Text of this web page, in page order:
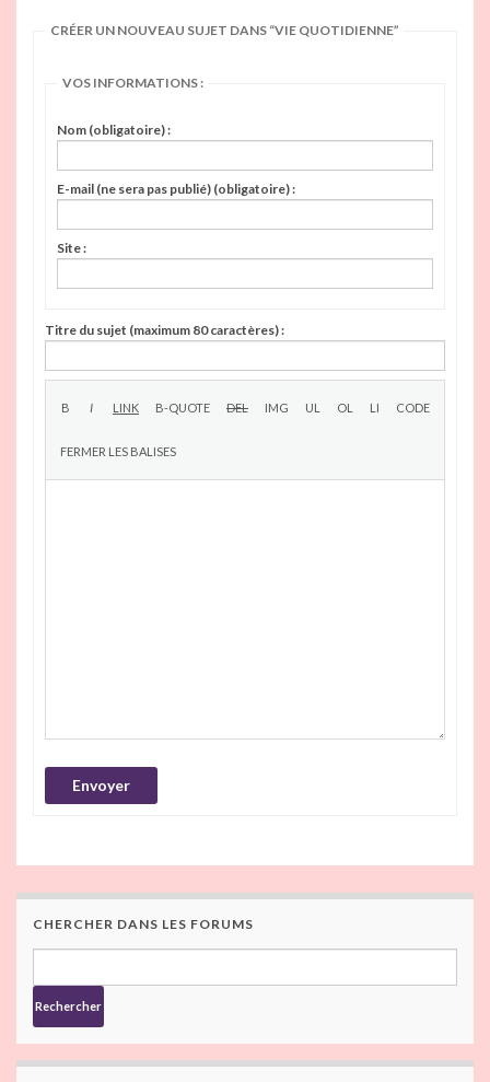
CRÉER UN NOUVEAU SUJET DANS “VIE QUOTIDIENNE”
VOS INFORMATIONS :
Nom (obligatoire) :
E-mail (ne sera pas publié) (obligatoire) :
Site :
Titre du sujet (maximum 80 caractères) :
Envoyer
CHERCHER DANS LES FORUMS